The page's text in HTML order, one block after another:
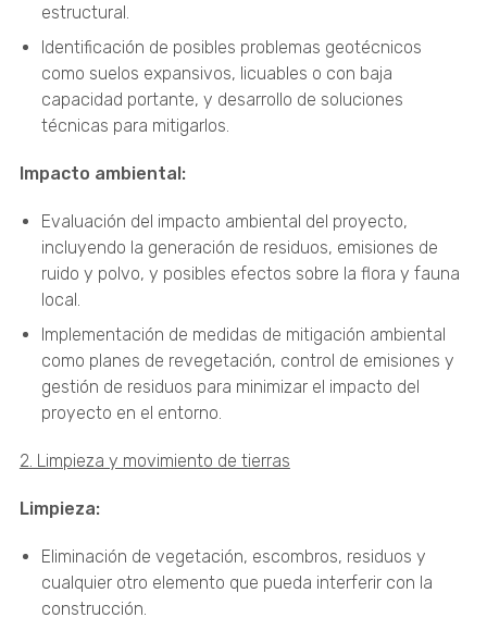
estructural.
Identificación de posibles problemas geotécnicos
como suelos expansivos, licuables o con baja
capacidad portante, y desarrollo de soluciones
técnicas para mitigarlos.
Impacto ambiental:
Evaluación del impacto ambiental del proyecto,
incluyendo la generación de residuos, emisiones de
ruido y polvo, y posibles efectos sobre la flora y fauna
local.
Implementación de medidas de mitigación ambiental
como planes de revegetación, control de emisiones y
gestión de residuos para minimizar el impacto del
proyecto en el entorno.
2. Limpieza y movimiento de tierras
Limpieza:
Eliminación de vegetación, escombros, residuos y
cualquier otro elemento que pueda interferir con la
construcción.